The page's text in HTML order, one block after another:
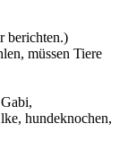
berichten.)
müssen Tiere
Gabi,
, hundeknochen,